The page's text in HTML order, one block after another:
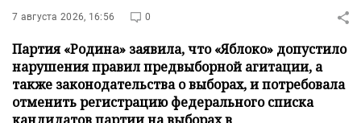
7 августа 2026, 16:56 0
Партия «Родина» заявила, что «Яблоко» допустило
нарушения правил предвыборной агитации, а
также законодательства о выборах, и потребовала
отменить регистрацию федерального списка